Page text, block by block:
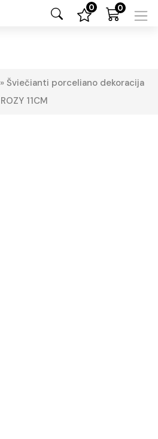
0 0
» Šviečianti porceliano dekoracija
ROZY 11CM